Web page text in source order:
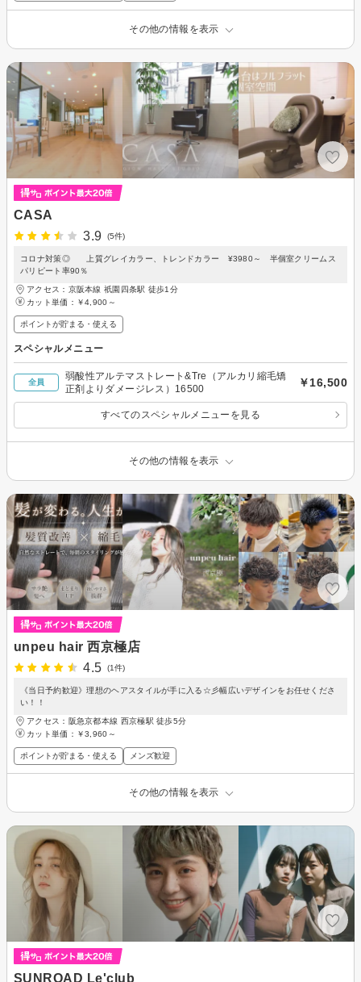
その他の情報を表示
CASA
3.9
(5件)
コロナ対策◎ 上質グレイカラー、トレンドカラー ¥3980～ 半個室クリームス
パリピート率90％
アクセス：京阪本線 祇園四条駅 徒歩1分
カット単価： ￥4,900～
ポイントが貯まる・使える
スペシャルメニュー
全員
弱酸性アルテマストレート&Tre（アルカリ縮毛矯
正剤よりダメージレス）16500
￥16,500
すべてのスペシャルメニューを見る
その他の情報を表示
unpeu hair 西京極店
4.5
(1件)
《当日予約歓迎》理想のヘアスタイルが手に入る☆彡幅広いデザインをお任せくださ
い！！
アクセス：阪急京都本線 西京極駅 徒歩5分
カット単価： ￥3,960～
ポイントが貯まる・使える メンズ歓迎
その他の情報を表示
SUNROAD Le'club